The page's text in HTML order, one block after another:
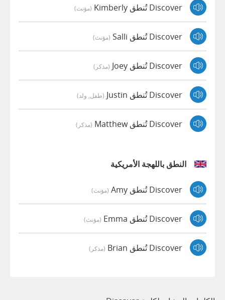
Discover تُنطق Kimberly (مؤنث)
Discover تُنطق Salli (مؤنث)
Discover تُنطق Joey (مذكر)
Discover تُنطق Justin (طفل, ولد)
Discover تُنطق Matthew (مذكر)
النطق باللهجة الأمريكية
Discover تُنطق Amy (مؤنث)
Discover تُنطق Emma (مؤنث)
Discover تُنطق Brian (مذكر)